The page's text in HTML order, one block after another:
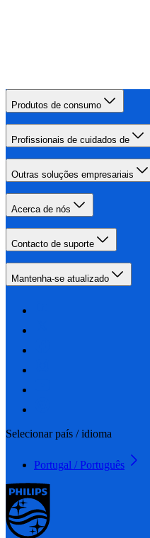
Produtos de consumo
Profissionais de cuidados de
Outras soluções empresariais
Acerca de nós
Contacto de suporte
Mantenha-se atualizado
Selecionar país / idioma
Portugal / Português